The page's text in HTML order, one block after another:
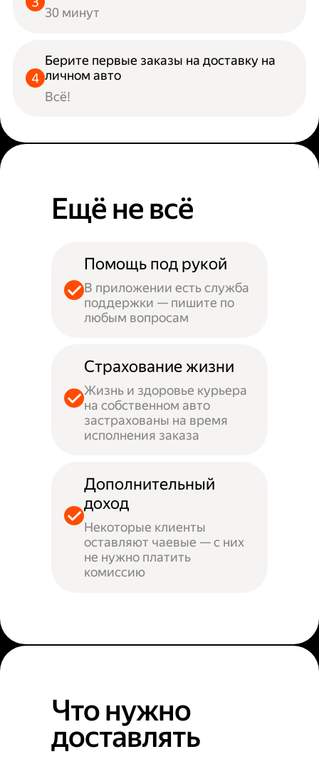
30 минут
Берите первые заказы на доставку на
личном авто
Всё!
Ещё не всё
Помощь под рукой
В приложении есть служба
поддержки — пишите по
любым вопросам
Страхование жизни
Жизнь и здоровье курьера
на собственном авто
застрахованы на время
исполнения заказа
Дополнительный
доход
Некоторые клиенты
оставляют чаевые — с них
не нужно платить
комиссию
Что нужно
доставлять